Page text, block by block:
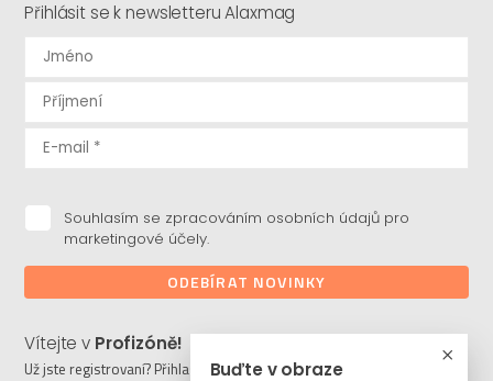
Buďte v obraze
Přihlásit se k newsletteru Alaxmag
Souhlasím se zpracováním osobních údajů pro
marketingové účely.
ODEBÍRAT NOVINKY
Vítejte v Profizóně!
Už jste registrovaní? Přihlaste se a stahujte potřebné soubory či